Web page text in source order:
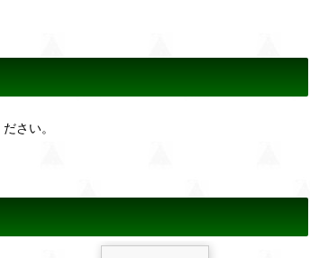
さい。